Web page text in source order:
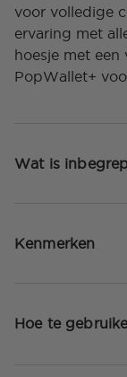
voor volledige
ervaring met
hoesje met
PopWallet+
Wat is
Kenmerken
Hoe te